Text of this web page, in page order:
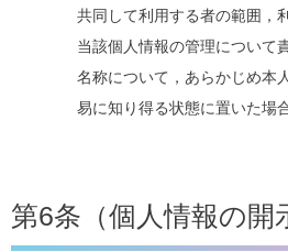
共同して利用する者の範囲，
当該個人情報の管理について
名称について，あらかじめ本
易に知り得る状態に置いた場
第6条（個人情報の開